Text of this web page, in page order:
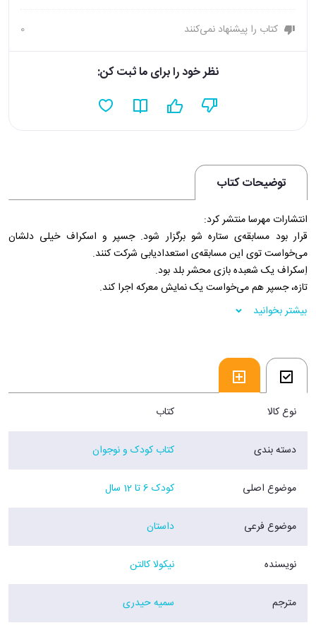
کتاب را پیشنهاد نمی‌کنند 0
نظر خود را برای ما ثبت کن:
توضیحات کتاب
انتشارات مهرسا منتشر کرد:
قرار بود مسابقه‌ی ستاره شو برگزار شود. جسپر و اسکراف خیلی دلشان
می‌خواست توی این مسابقه‌ی استعدادیابی شرکت کنند.
اِسکراف یک شعبده بازی محشر بلد بود.
تازه، جسپر هم می‌خواست یک نمایش معرکه اجرا کند.
گربه‌های فرهیخته به هر دری می‌زدند تا جایزه را از چنگ آن‌ها دربیاورند...
این گربه‌های بدجنس نقشه ریختند تا سر داورها شیره بمالند.
بیشتر بخوانید
نوع کالا کتاب
دسته بندی کتاب کودک و نوجوان
موضوع اصلی کودک 6 تا 12 سال
موضوع فرعی داستان
نویسنده نیکولا کالتن
مترجم سمیه حیدری